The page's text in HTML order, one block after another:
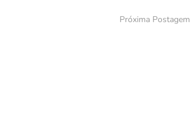
Próxima Postagem